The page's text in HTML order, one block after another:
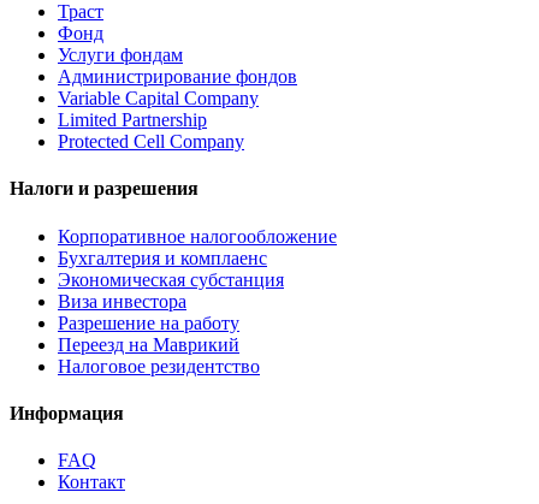
Траст
Фонд
Услуги фондам
Администрирование фондов
Variable Capital Company
Limited Partnership
Protected Cell Company
Налоги и разрешения
Корпоративное налогообложение
Бухгалтерия и комплаенс
Экономическая субстанция
Виза инвестора
Разрешение на работу
Переезд на Маврикий
Налоговое резидентство
Информация
FAQ
Контакт